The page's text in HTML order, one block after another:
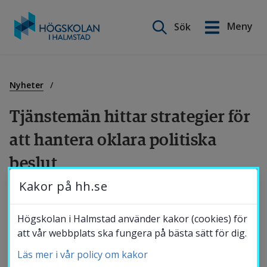
innehåll
Sök
Meny
Nyheter
Tjänstemän hittar strategier för
att hantera oklara politiska
beslut
När kommunala frågor avpolitiseras hamnar
besluten i stället hos administratörerna. Det
leder till att det blir svårare för invånarna
att veta vad den politiska styrningen
English
Utbildning
Forskning
Samverkan
Om Högskolan
Kakor på hh.se
Högskolan i Halmstad använder kakor (cookies) för
att vår webbplats ska fungera på bästa sätt för dig.
Läs mer i vår policy om kakor